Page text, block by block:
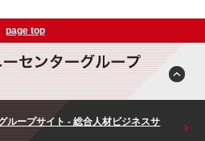
page top
ループサイト - 総合人材ビジネスサ